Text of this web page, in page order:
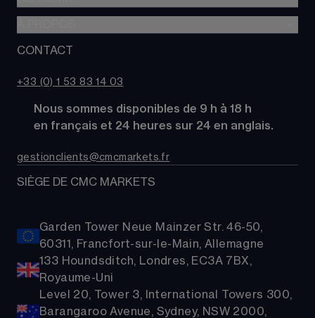
Comparez des comptes
Coûts
Alpha
CMC Pro
Actions
Matières Premières
ETFs
Paniers d'Actions
Glossaire
Nos analystes de marché
À propos de CMC Markets
Support
CONTACT
+33 (0) 1 53 83 14 03
      Nous sommes disponibles de 9 h à 18 h
      en français et 24 heures sur 24 en anglais.
gestionclients@cmcmarkets.fr
SIÈGE DE CMC MARKETS
Garden Tower Neue Mainzer Str. 46-50,
60311, Francfort-sur-le-Main, Allemagne
133 Houndsditch, Londres, EC3A 7BX,
Royaume-Uni
Level 20, Tower 3, International Towers 300,
Barangaroo Avenue, Sydney, NSW 2000,